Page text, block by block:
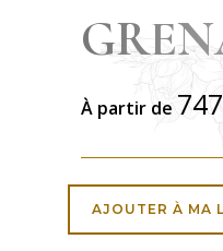
À partir de
AJOUTER À MA